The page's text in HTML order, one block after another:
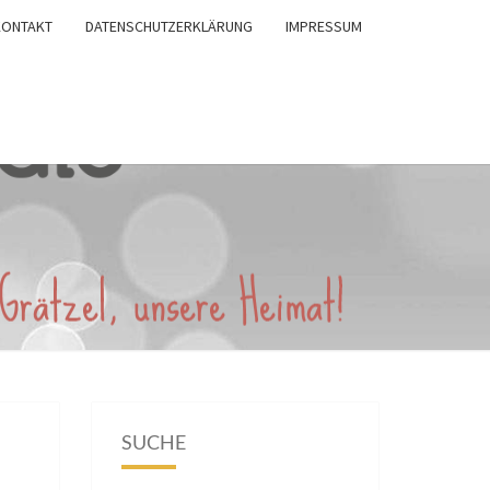
DATENSCHUTZERKLÄRUNG IMPRESSUM
SUCHE